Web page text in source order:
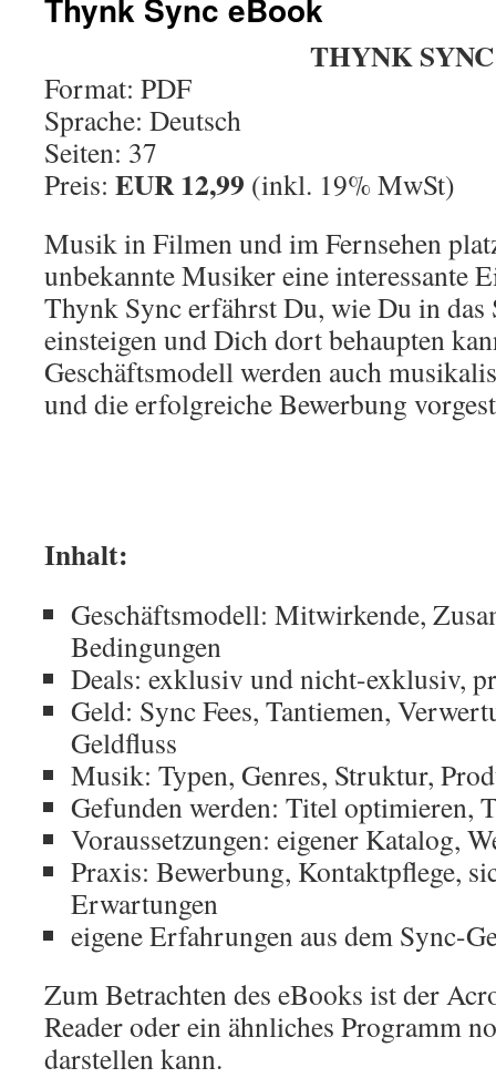
Thynk Sync eBook
THYNK SYNC
Format: PDF
Sprache: Deutsch
Seiten: 37
Preis: EUR 12,99 (inkl. 19% MwSt)
Musik in Filmen und im Fernsehen
unbekannte Musiker eine interessante
Thynk Sync erfährst Du, wie Du in das
einsteigen und Dich dort behaupten
Geschäftsmodell werden auch
und die erfolgreiche Bewerbung
Inhalt:
Geschäftsmodell: Mitwirkende,
Bedingungen
Deals: exklusiv und nicht-exklusiv,
Geld: Sync Fees, Tantiemen,
Geldfluss
Musik: Typen, Genres, Struktur,
Gefunden werden: Titel optimieren,
Voraussetzungen: eigener Katalog,
Praxis: Bewerbung, Kontaktpflege,
Erwartungen
eigene Erfahrungen aus dem Sync-
Zum Betrachten des eBooks ist der
Reader oder ein ähnliches Programm
darstellen kann.